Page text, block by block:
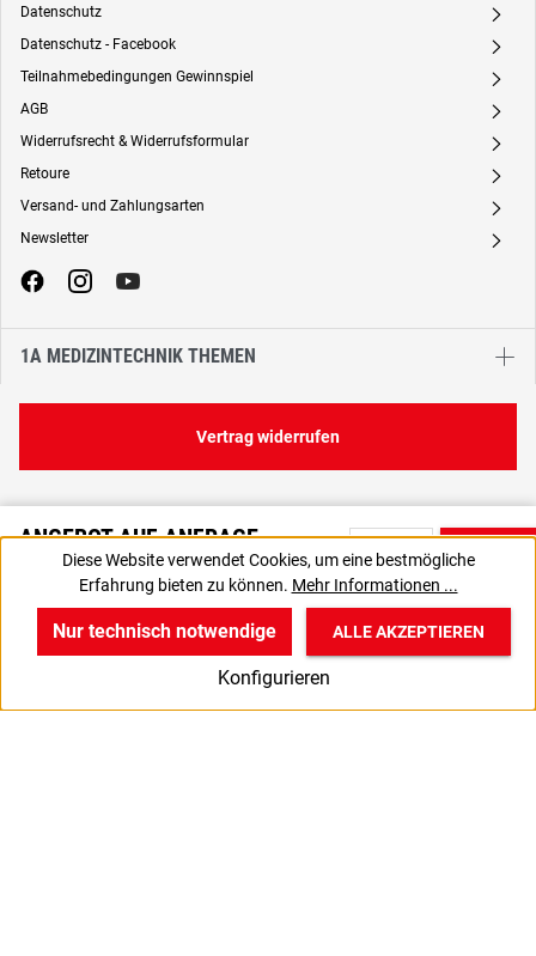
ANGEBOT AUF ANFRAGE
Bitte nutzen Sie die Produktanfrage, um ein individuelles Angebot
von uns zu erhalten.
Datenschutz A
Datenschutz - Facebook A
Teilnahmebedingungen Gewinnspiel A
AGB A
Widerrufsrecht & Widerrufsformular A
Retoure A
Versand- und Zahlungsarten A
Newsletter A
1A MEDIZINTECHNIK THEMEN
Vertrag widerrufen
Diese Website verwendet Cookies, um eine bestmögliche
Erfahrung bieten zu können. Mehr Informationen ...
Nur technisch notwendige
Konfigurieren
ALLE AKZEPTIEREN
v
Produkte
B